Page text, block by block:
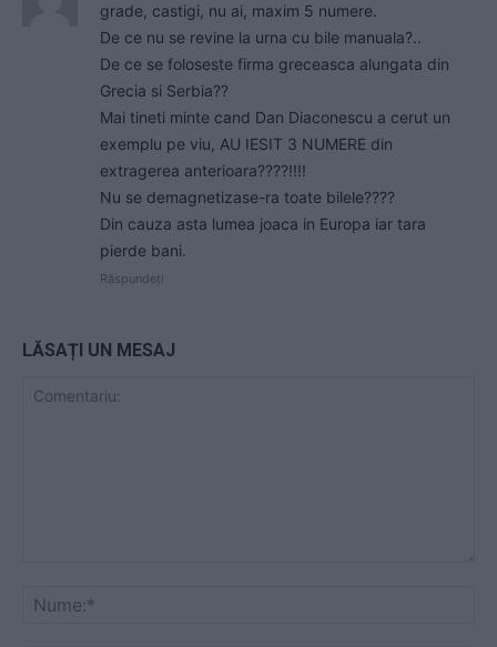
grade, castigi, nu ai, maxim 5 numere.
De ce nu se revine la urna cu bile manuala?..
De ce se foloseste firma greceasca alungata din
Grecia si Serbia??
Mai tineti minte cand Dan Diaconescu a cerut un
exemplu pe viu, AU IESIT 3 NUMERE din
extragerea anterioara????!!!!
Nu se demagnetizase-ra toate bilele????
Din cauza asta lumea joaca in Europa iar tara
pierde bani.
Răspundeți
LĂSAȚI UN MESAJ